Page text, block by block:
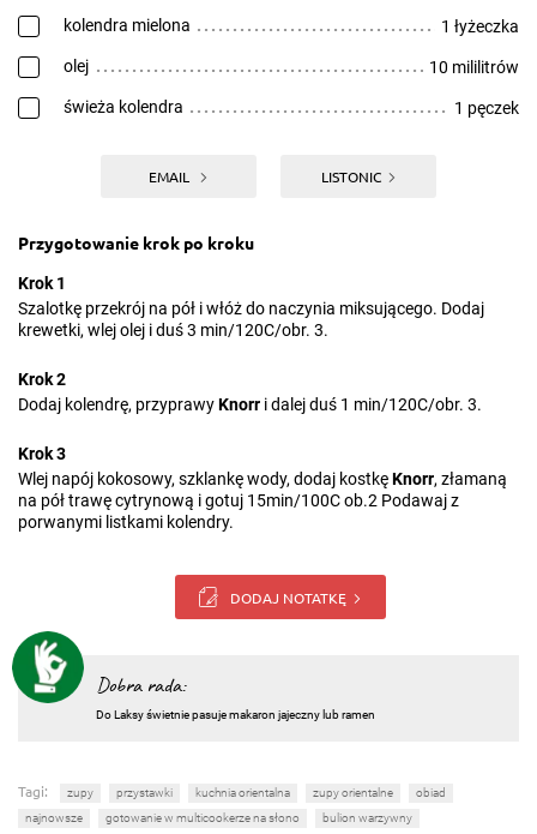
kolendra mielona 1 łyżeczka
olej 10 mililitrów
świeża kolendra 1 pęczek
EMAIL LISTONIC
Przygotowanie krok po kroku
Krok 1
Szalotkę przekrój na pół i włóż do naczynia miksującego. Dodaj
krewetki, wlej olej i duś 3 min/120C/obr. 3.
Krok 2
Dodaj kolendrę, przyprawyKnorr i dalej duś 1 min/120C/obr. 3.
Krok 3
Wlej napój kokosowy, szklankę wody, dodaj kostkęKnorr, złamaną
na pół trawę cytrynową i gotuj 15min/100C ob.2 Podawaj z
porwanymi listkami kolendry.
DODAJ NOTATKĘ
Dobra rada:
Do Laksy świetnie pasuje makaron jajeczny lub ramen
Tagi: zupy przystawki kuchnia orientalna zupy orientalne
obiad
najnowsze
gotowanie w multicookerze na słono bulion warzywny